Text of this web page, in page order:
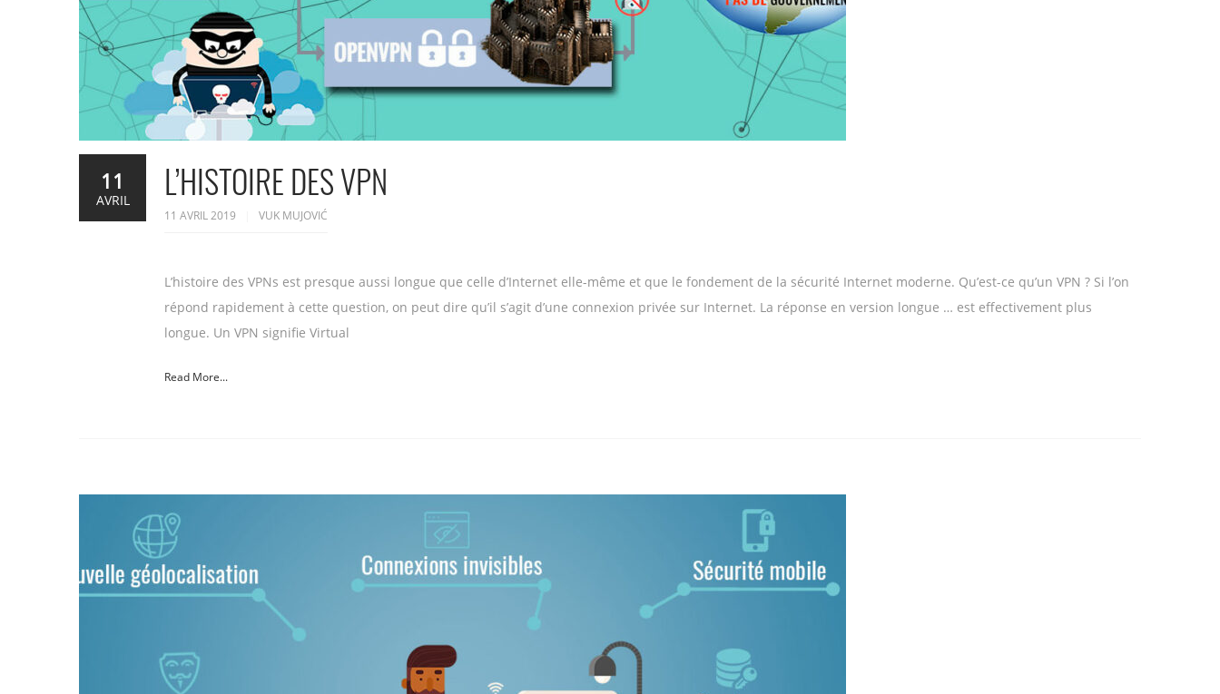
L’HISTOIRE DES VPN
11 AVRIL 2019 VUK MUJOVIĆ
L’histoire des VPNs est presque aussi longue que celle d’Internet elle-même et que le fondement de la sécurité Internet moderne. Qu’est-ce qu’un VPN ? Si l’on
répond rapidement à cette question, on peut dire qu’il s’agit d’une connexion privée sur Internet. La réponse en version longue … est effectivement plus
longue. Un VPN signifie Virtual
Read More...
11
AVRIL